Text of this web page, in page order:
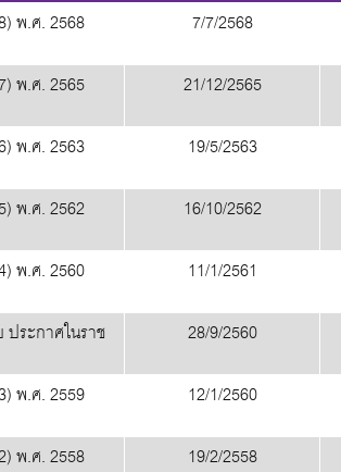
พ.ศ. 2568
7/7/2568
พ.ศ. 2565
21/12/2565
พ.ศ. 2563
19/5/2563
พ.ศ. 2562
16/10/2562
พ.ศ. 2560
11/1/2561
ระกาศในราช
28/9/2560
พ.ศ. 2559
12/1/2560
พ.ศ. 2558
19/2/2558